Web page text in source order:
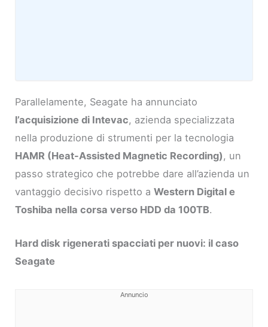
Parallelamente, Seagate ha annunciato
l’acquisizione di Intevac, azienda specializzata
nella produzione di strumenti per la tecnologia
HAMR (Heat-Assisted Magnetic Recording) , un
passo strategico che potrebbe dare all’azienda un
vantaggio decisivo rispetto aWestern Digital e
Toshiba nella corsa verso HDD da 100TB.
Hard disk rigenerati spacciati per nuovi: il caso
Seagate
Annuncio